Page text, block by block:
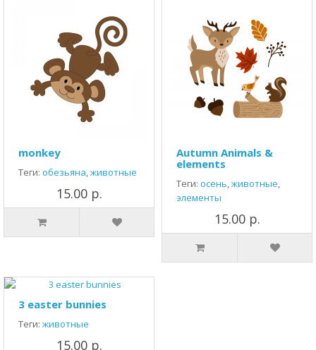
monkey
Теги: обезьяна,животные
15.00 р.
Autumn Animals &
elements
Теги: осень,животные,
элементы
15.00 р.
3 easter bunnies
Теги: животные
15.00 р.